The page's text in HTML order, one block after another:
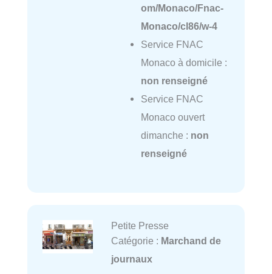
om/Monaco/Fnac-
Monaco/cl86/w-4
Service FNAC
Monaco à domicile :
non renseigné
Service FNAC
Monaco ouvert
dimanche : non
renseigné
Petite Presse
Catégorie : Marchand de
journaux